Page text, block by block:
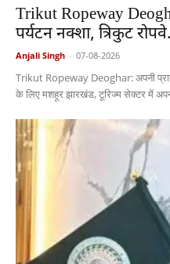
Trikut Ropeway
पर्यटन नक्शा, त्रिकुट
Anjali Singh - 07-08-2026
Trikut Ropeway Deoghar: अपनी
के लिए मशहूर झारखंड, टूरिज्म सेक्टर में